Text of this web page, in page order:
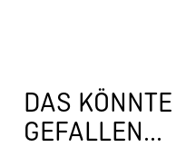
DAS
GEFALLEN...